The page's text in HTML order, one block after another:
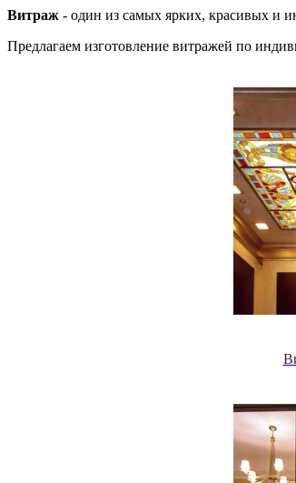
Витраж - один из самых ярких, красивых и
Предлагаем изготовление витражей по